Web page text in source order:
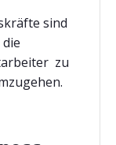
sind
zu